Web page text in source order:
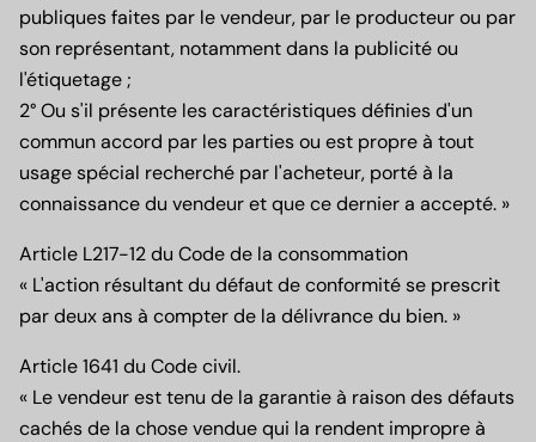
publiques faites par le vendeur, par le producteur ou par
son représentant, notamment dans la publicité ou
l'étiquetage ;
2° Ou s'il présente les caractéristiques définies d'un
commun accord par les parties ou est propre à tout
usage spécial recherché par l'acheteur, porté à la
connaissance du vendeur et que ce dernier a accepté. »
Article L217-12 du Code de la consommation
« L'action résultant du défaut de conformité se prescrit
par deux ans à compter de la délivrance du bien. »
Article 1641 du Code civil.
« Le vendeur est tenu de la garantie à raison des défauts
cachés de la chose vendue qui la rendent impropre à